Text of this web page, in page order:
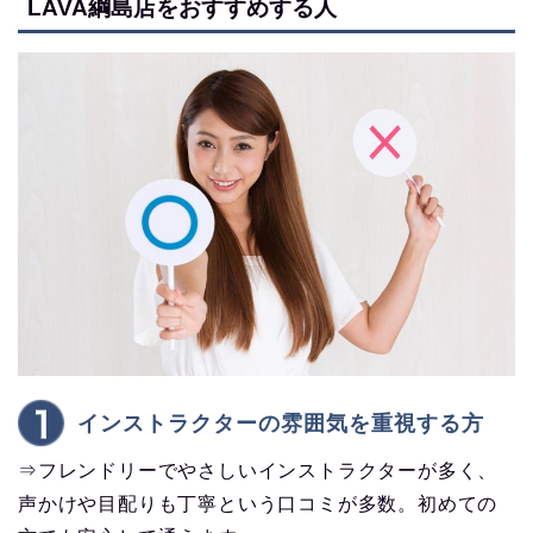
LAVA綱島店をおすすめする人
インストラクターの雰囲気を重視する方
⇒フレンドリーでやさしいインストラクターが多く、
声かけや目配りも丁寧という口コミが多数。初めての